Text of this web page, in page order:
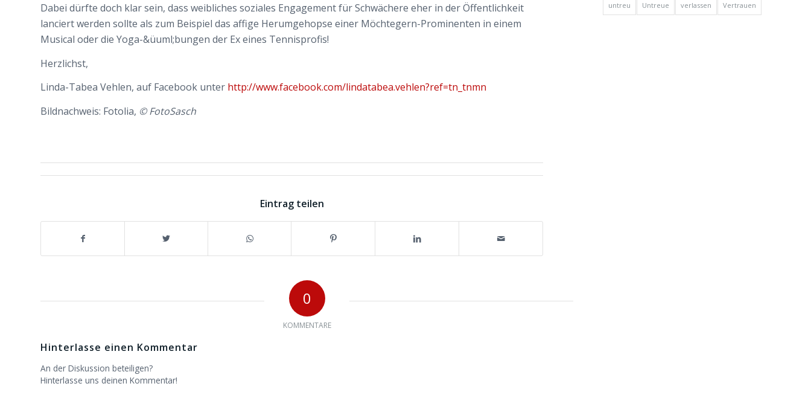
Dabei dürfte doch klar sein, dass weibliches soziales Engagement für Schwächere eher in der Öffentlichkeit
lanciert werden sollte als zum Beispiel das affige Herumgehopse einer Möchtegern-Prominenten in einem
Musical oder die Yoga-&üuml;bungen der Ex eines Tennisprofis!
Herzlichst,
Linda-Tabea Vehlen, auf Facebook unter http://www.facebook.com/lindatabea.vehlen?ref=tn_tnmn
Bildnachweis: Fotolia, © FotoSasch
Eintrag teilen
0
KOMMENTARE
Hinterlasse einen Kommentar
An der Diskussion beteiligen?
Hinterlasse uns deinen Kommentar!
untreu Untreue verlassen Vertrauen